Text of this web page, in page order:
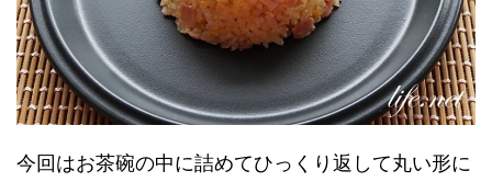
今回はお茶碗の中に詰めてひっくり返して丸い形に